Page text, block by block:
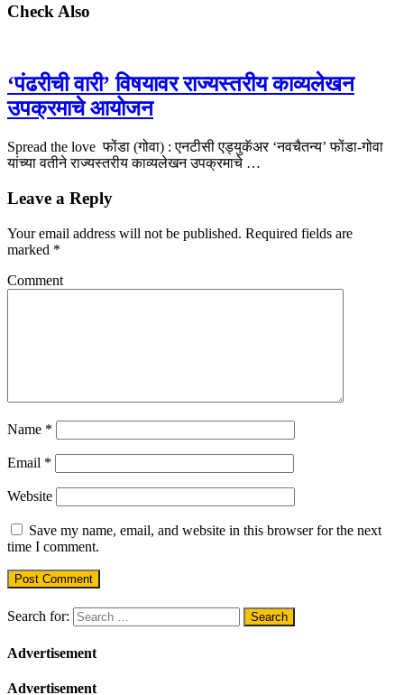
Check Also
‘पंढरीची वारी’ विषयावर राज्यस्तरीय काव्यलेखन
उपक्रमाचे आयोजन
Spread the love फोंडा (गोवा) : एनटीसी एड्युकॅअर ‘नवचैतन्य’ फोंडा-गोवा
यांच्या वतीने राज्यस्तरीय काव्यलेखन उपक्रमाचे …
Leave a Reply
Your email address will not be published. Required fields are
marked *
Comment
Name *
Email *
Website
Save my name, email, and website in this browser for the next
time I comment.
Search for:
Advertisement
Advertisement